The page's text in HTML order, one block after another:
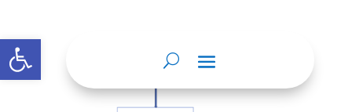
Abrir barra de herramientas